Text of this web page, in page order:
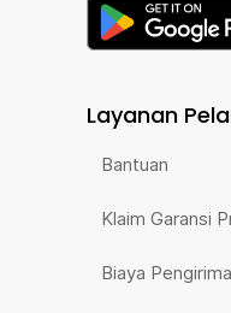
Layanan
Bantuan
Klaim Garansi
Biaya